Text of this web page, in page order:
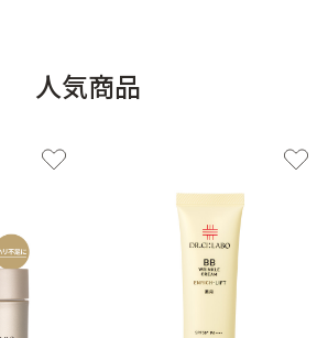
人気商品